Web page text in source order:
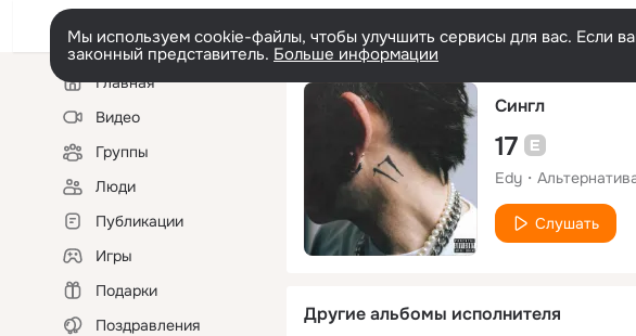
Мы используем cookie-файлы, чтобы улучшить сервисы для вас. Если
законный представитель. Больше информации
Левая
колонкаГлавная
Видео
Группы
Люди
Публикации
Игры
Подарки
Поздравления
Сингл
17
Edy
Слушать
Другие альбомы исполнителя